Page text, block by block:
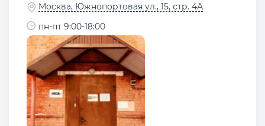
Москва, Южнопортовая ул., 15, стр. 4А
пн-пт 9:00-18:00